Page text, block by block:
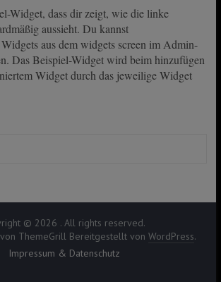
Widget, dass dir zeigt, wie die linke
aussieht. Du kannst
aus dem widgets screen im Admin-
Das Beispiel-Widget wird beim hinzufügen
Widget durch das jeweilige Widget
© 2026 . All rights reserved.
von ThemeGrill Bereitgestellt von WordPress.
Impressum & Datenschutz